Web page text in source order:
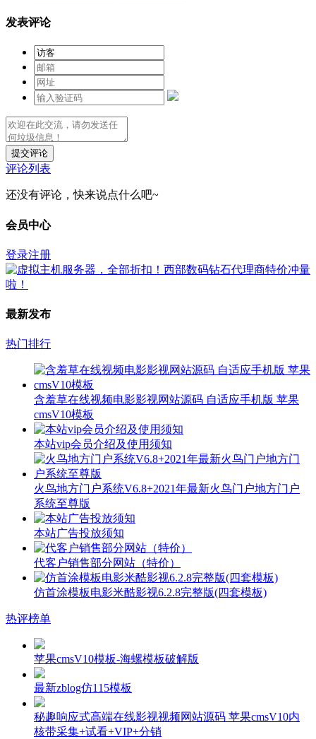
发表评论
提交评论
评论列表
还没有评论，快来说点什么吧~
会员中心
登录注册
最新发布
热门排行
含羞草在线视频电影影视网站源码 自适应手机版 苹果
cmsV10模板
本站vip会员介绍及使用须知
火鸟地方门户系统V6.8+2021年最新火鸟门户地方门户
系统至尊版
本站广告投放须知
代客户销售部分网站（特价）
仿首涂模板电影米酷影视6.2.8完整版(四套模板)
热评榜单
苹果cmsV10模板-海螺模板破解版
最新zblog仿115模板
秘趣响应式高端在线影视视频网站源码 苹果cmsV10内
核带采集+试看+VIP+分销